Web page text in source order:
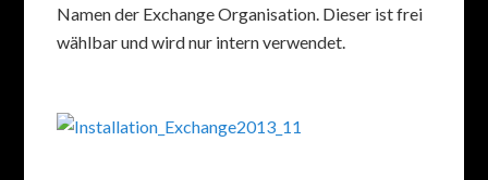
Namen der Exchange Organisation. Dieser ist frei
wählbar und wird nur intern verwendet.